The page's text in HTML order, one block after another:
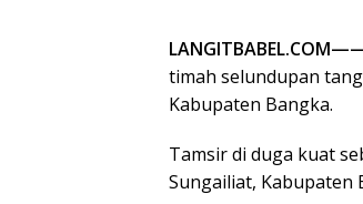
timah selundupan
Kabupaten Bangka.
Tamsir di duga kuat
Sungailiat, Kabupaten